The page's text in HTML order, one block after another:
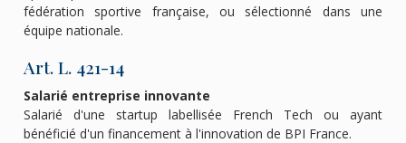
fédération sportive française, ou sélectionné dans une
équipe nationale.
Art. L. 421-14
Salarié entreprise innovante
Salarié d'une startup labellisée French Tech ou ayant
bénéficié d'un financement à l'innovation de BPI France.